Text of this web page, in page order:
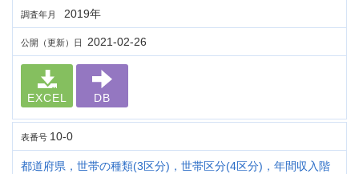
調査年月 2019年
公開（更新）日 2021-02-26
EXCEL DB
表番号 10-0
都道府県，世帯の種類(3区分)，世帯区分(4区分)，年間収入階